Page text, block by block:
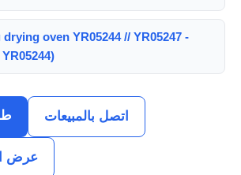
oven YR05244 // YR05247 -
اتصل بالمبيعات
عرض